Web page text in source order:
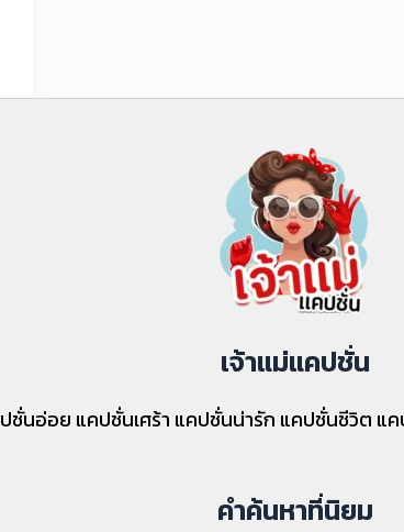
เจ้าแม่แคปชั่น
ชั่นอ่อย แคปชั่นเศร้า แคปชั่นน่ารัก แคปชั่นชีวิต แ
คำค้นหาที่นิยม